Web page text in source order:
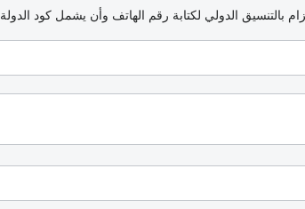
بالتنسيق الدولي لكتابة رقم الهاتف وأن يشمل كود الدولة.